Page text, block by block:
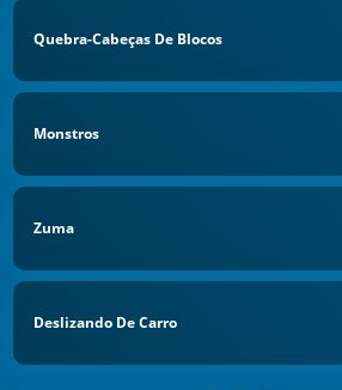
Quebra-Cabeças De Blocos
Monstros
Zuma
Deslizando De Carro